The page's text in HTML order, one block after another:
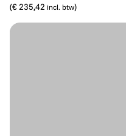
(€ 235,42 incl. btw)